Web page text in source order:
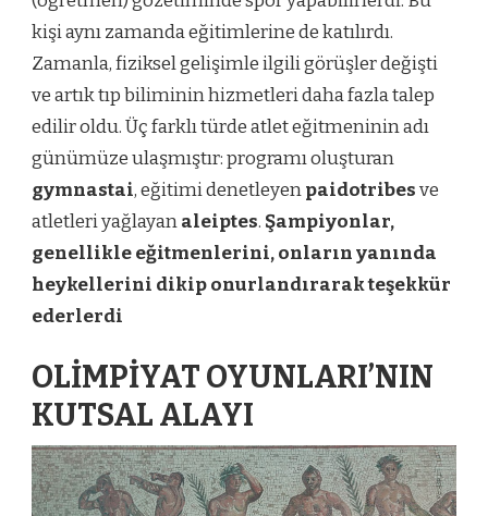
kişi aynı zamanda eğitimlerine de katılırdı.
Zamanla, fiziksel gelişimle ilgili görüşler değişti
ve artık tıp biliminin hizmetleri daha fazla talep
edilir oldu. Üç farklı türde atlet eğitmeninin adı
günümüze ulaşmıştır: programı oluşturan
gymnastai, eğitimi denetleyenpaidotribesve
atletleri yağlayanaleiptes. Şampiyonlar,
genellikle eğitmenlerini, onların yanında
heykellerini dikip onurlandırarak teşekkür
ederlerdi
OLİMPİYAT OYUNLARI’NIN
KUTSAL ALAYI